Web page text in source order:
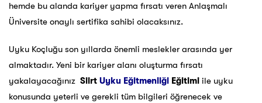
hemde bu alanda kariyer yapma fırsatı veren Anlaşmalı
Üniversite onaylı sertifika sahibi olacaksınız.
Uyku Koçluğu son yıllarda önemli meslekler arasında yer
almaktadır. Yeni bir kariyer alanı oluşturma fırsatı
yakalayacağınız Siirt Uyku Eğitmenliği Eğitimi ile uyku
konusunda yeterli ve gerekli tüm bilgileri öğrenecek ve